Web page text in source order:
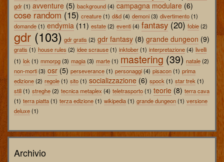
gdr(1) avventure (5) background(4) campagna modulare (6)
cose random(15) creature(1) d&d(4) demoni(3) divertimento(1)
domande(1) endymia (11) estate(2) eventi(4) fantasy (20) fobie(2)
gdr (103) gdr gratis (2) gdr fantasy (8) grande dungeon (9)
gratis (1) house rules (2) idee scrause(1) inktober(1) interpretazione(4) livelli
(1) lok (1) mmorpg(3) magia(3) marte(1) mastering (39) natale(2)
non-morti(3) osr (5) perseverance(1) personaggi(4) pisacon(1) prima
edizione(2) regole(1) sito(1) socializzazione (6) spock (1) star trek (1)
stili(1) streghe(2) tecnica metaplex (4) teletrasporto(1) teorie (8) terra cava
(1) terra piatta(1) terza edizione(1) wikipedia(1) grande dungeon(1) versione
deluxe(1)
Archivio